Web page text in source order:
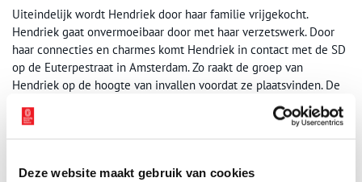
Deze website maakt gebruik van cookies
Uiteindelijk wordt Hendriek door haar familie vrijgekocht.
Hendriek gaat onvermoeibaar door met haar verzetswerk. Door
haar connecties en charmes komt Hendriek in contact met de SD
op de Euterpestraat in Amsterdam. Zo raakt de groep van
Hendriek op de hoogte van invallen voordat ze plaatsvinden. De
SD probeert Hendriek nog tot dubbelagent te maken, maar helaas
voor SD-agent Willemse heeft Hendriek hem ‘zeer rondweg van
antwoord gediend!’ De laatste maanden van de oorlog blijft ze
arrestatie te ontlopen.